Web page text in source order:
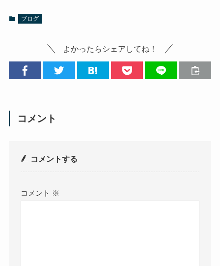
ブログ
よかったらシェアしてね！
コメント
コメントする
コメント ※